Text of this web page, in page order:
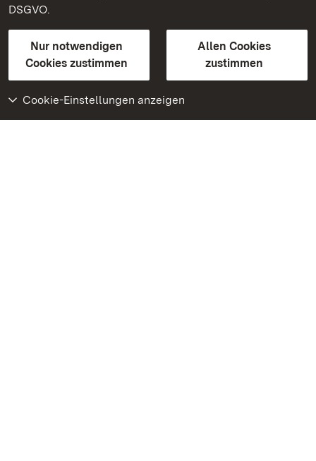
DSGVO.
Nur notwendigen
Cookies zustimmen
Allen Cookies
zustimmen
Cookie-Einstellungen anzeigen
Kontakt
GebärdenspracheLeichte Sprache
Erklärung zur Barrierefreiheit
BITV-konform (geprüfte Seiten)
Weiteres